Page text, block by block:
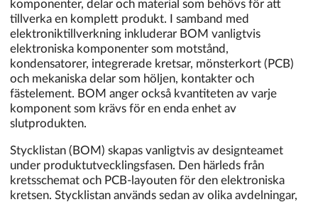
komponenter, delar och material som behövs för att
tillverka en komplett produkt. I samband med
elektroniktillverkning inkluderar BOM vanligtvis
elektroniska komponenter som motstånd,
kondensatorer, integrerade kretsar, mönsterkort (PCB)
och mekaniska delar som höljen, kontakter och
fästelement. BOM anger också kvantiteten av varje
komponent som krävs för en enda enhet av
slutprodukten.
Stycklistan (BOM) skapas vanligtvis av designteamet
under produktutvecklingsfasen. Den härleds från
kretsschemat och PCB-layouten för den elektroniska
kretsen. Stycklistan används sedan av olika avdelningar,